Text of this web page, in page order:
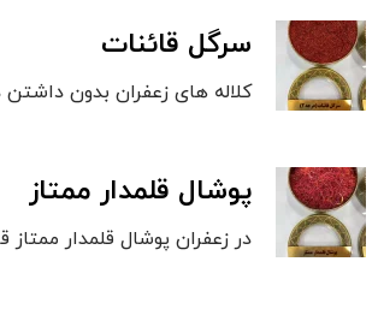
سرگل قائنات
کلاله های زعفران بدون داشتن ذره ای
پوشال قلمدار ممتاز
در زعفران پوشال قلمدار